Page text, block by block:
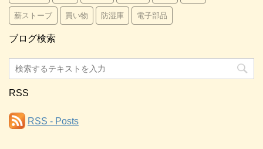
薪ストーブ 買い物 防湿庫 電子部品
ブログ検索
RSS
RSS - Posts